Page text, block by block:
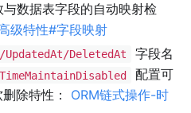
与数据表字段的自动映射检
级特性#字段映射
DeletedAt
字段名
TimeMaintainDisabled
配置可
除特性： ORM链式操作-时